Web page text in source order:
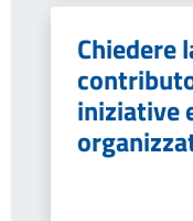
Chiedere
iniziative